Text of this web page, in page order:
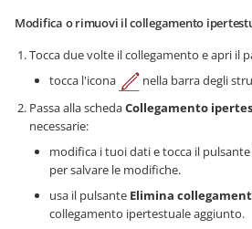
Modifica o rimuovi il collegamento
Tocca due volte il collegamento e apri il
tocca l'icona
nella barra degli
Passa alla schedaCollegamento
necessarie:
modifica i tuoi dati e tocca il pulsante
per salvare le modifiche.
usa il pulsante Elimina
collegamento ipertestuale aggiunto.